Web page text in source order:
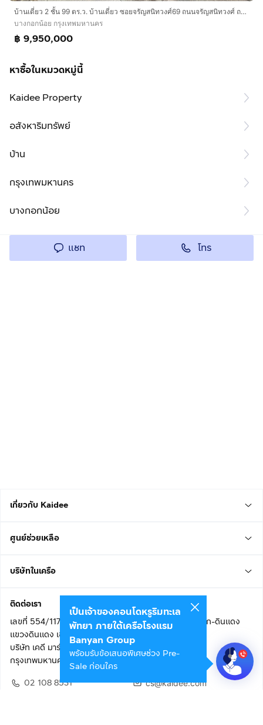
บ้านเดี่ยว 2 ชั้น 99 ตร.ว. บ้านเดี่ยว ซอยจรัญสนิทวงศ์69 ถนนจรัญสนิทวงศ์ ถนนสิรินธร เขตบางกอกน้อย กรุงเทพมหานคร
บางกอกน้อย กรุงเทพมหานคร
฿ 9,950,000
หาซื้อในหมวดหมู่นี้
Kaidee Property
อสังหาริมทรัพย์
บ้าน
กรุงเทพมหานคร
บางกอกน้อย
แชท โทร
เกี่ยวกับ Kaidee
ศูนย์ช่วยเหลือ
บริษัทในเครือ
ติดต่อเรา
เลขที่ 554/117 อาคารสกายไนน์ เซ็นเตอร์ ชั้น 22 ถนนอโศก-ดินแดง
แขวงดินแดง เขตดินแดง
บริษัท เคดี มาร์เก็ตเพลส จำกัด (สำนักงานใหญ่)
กรุงเทพมหานคร 10400
02 108 8531
cs@kaidee.com
เป็นเจ้าของคอนโดหรูริมทะเล
พัทยา ภายใต้เครือโรงแรม
Banyan Group
พร้อมรับข้อเสนอพิเศษช่วง Pre-
Sale ก่อนใคร